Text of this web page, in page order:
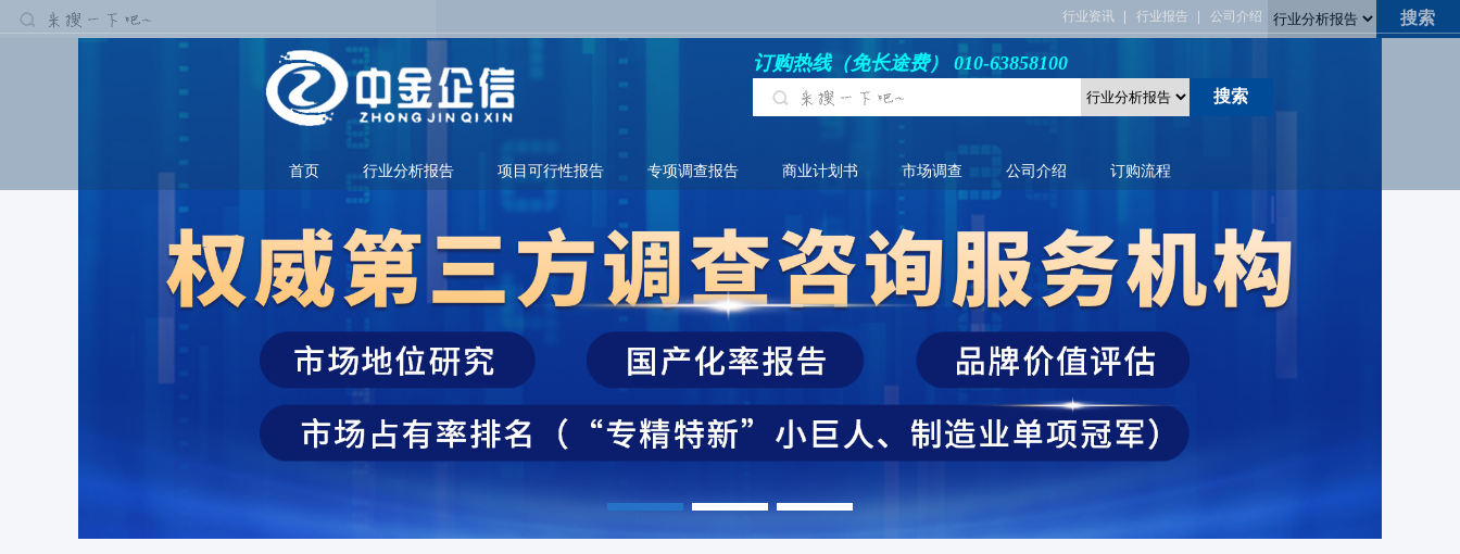
行业资讯 行业报告 公司介绍
订购热线（免长途费） 010-63858100
首页 行业分析报告 项目可行性报告 专项调查报告 商业计划书 市场调查 公司介绍 订购流程